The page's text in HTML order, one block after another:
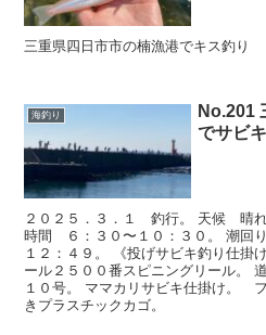
三重県四日市市の楠漁港でキス釣り
海釣り
No.201
でサビ
２０２５．３．１ 釣行。 天候 晴れ
時間 ６：３０〜１０：３０。 潮
１２：４９。 《投げサビキ釣り仕掛
ール２５００番スピニングリール。
１０号。 ママカリサビキ仕掛け。
きプラスチックカゴ。